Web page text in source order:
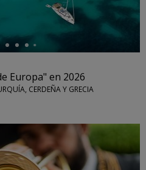
Europa" en 2026
CERDEÑA Y GRECIA